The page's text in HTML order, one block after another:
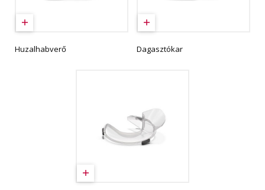
Huzalhabverő Dagasztókar